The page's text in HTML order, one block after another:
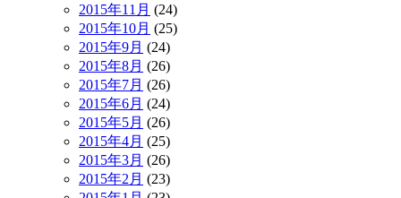
2015年11月 (24)
2015年10月 (25)
2015年9月 (24)
2015年8月 (26)
2015年7月 (26)
2015年6月 (24)
2015年5月 (26)
2015年4月 (25)
2015年3月 (26)
2015年2月 (23)